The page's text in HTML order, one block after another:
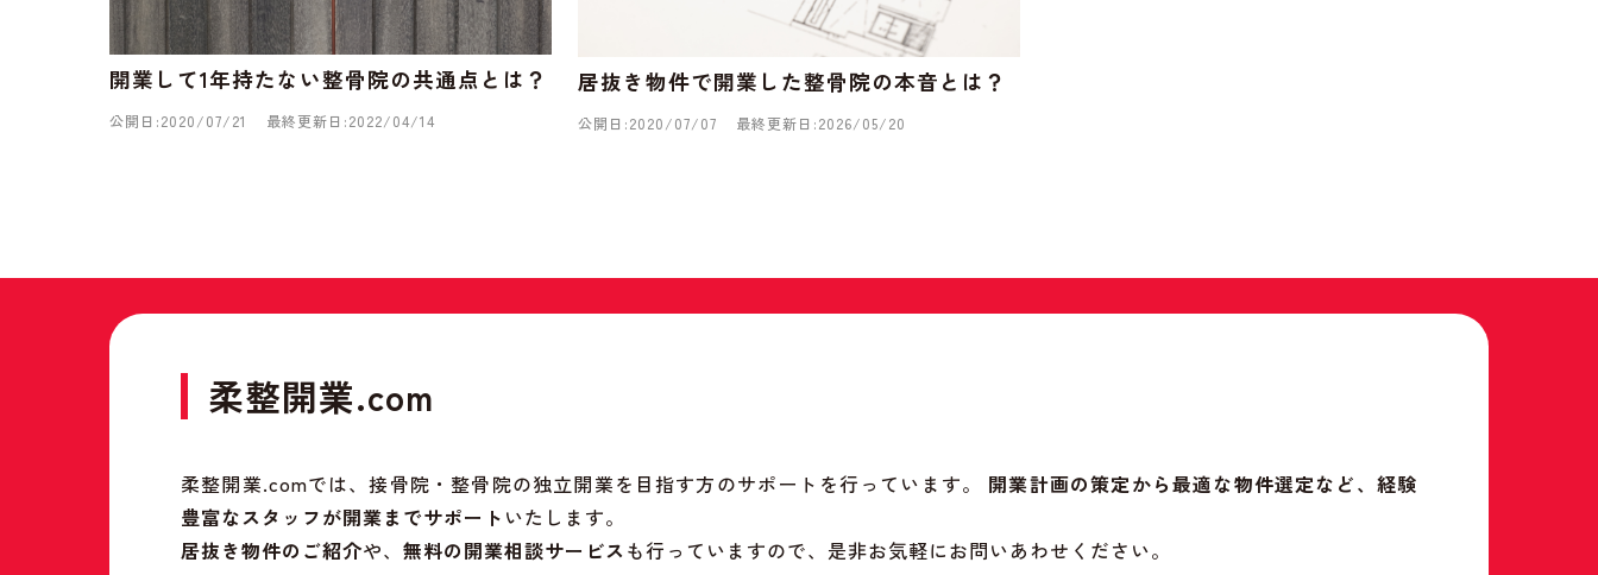
開業して1年持たない整骨院の共通点とは？
公開日:2020/07/21 最終更新日:2022/04/14
居抜き物件で開業した整骨院の本音とは？
公開日:2020/07/07 最終更新日:2026/05/20
柔整開業.com
柔整開業.comでは、接骨院・整骨院の独立開業を目指す方のサポートを行っています。 開業計画の策定から最適な物件選定など、経験
豊富なスタッフが開業までサポート いたします。
居抜き物件のご紹介や、 無料の開業相談サービスも行っていますので、是非お気軽にお問いあわせください。